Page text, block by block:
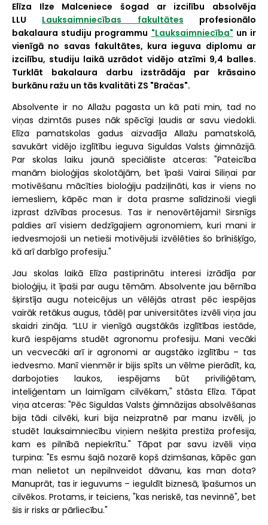
Elīza Ilze Malceniece šogad ar izcilību absolvēja
LLU Lauksaimniecības fakultātes profesionālo
bakalaura studiju programmu "Lauksaimniecība" un ir
vienīgā no savas fakultātes, kura ieguva diplomu ar
izcilību, studiju laikā uzrādot vidējo atzīmi 9,4 balles.
Turklāt bakalaura darbu izstrādāja par krāsaino
burkānu ražu un tās kvalitāti ZS "Bračas".
Absolvente ir no Allažu pagasta un kā pati min, tad no
viņas dzimtās puses nāk spēcīgi ļaudis ar savu viedokli.
Elīza pamatskolas gadus aizvadīja Allažu pamatskolā,
savukārt vidējo izglītību ieguva Siguldas Valsts ģimnāzijā.
Par skolas laiku jaunā speciāliste atceras: "Pateicība
manām bioloģijas skolotājām, bet īpaši Vairai Siliņai par
motivēšanu mācīties bioloģiju padziļināti, kas ir viens no
iemesliem, kāpēc man ir dota prasme salīdzinoši viegli
izprast dzīvības procesus. Tas ir nenovērtējami! Sirsnīgs
paldies arī visiem dedzīgajiem agronomiem, kuri mani ir
iedvesmojoši un netieši motivējuši izvēlēties šo brīnišķīgo,
kā arī darbīgo profesiju."
Jau skolas laikā Elīza pastiprinātu interesi izrādīja par
bioloģiju, it īpaši par augu tēmām. Absolvente jau bērnība
šķirstīja augu noteicējus un vēlējās atrast pēc iespējas
vairāk retākus augus, tādēļ par universitātes izvēli viņa jau
skaidri zināja. “LLU ir vienīgā augstākās izglītības iestāde,
kurā iespējams studēt agronomu profesiju. Mani vecāki
un vecvecāki arī ir agronomi ar augstāko izglītību – tas
iedvesmo. Manī vienmēr ir bijis spīts un vēlme pierādīt, ka,
darbojoties laukos, iespējams būt priviliģētam,
inteliģentam un laimīgam cilvēkam," stāsta Elīza. Tāpat
viņa atceras: "Pēc Siguldas Valsts ģimnāzijas absolvēšanas
bija tādi cilvēki, kuri bija neizpratnē par manu izvēli, jo
studēt lauksaimniecību viņiem nešķita prestiža profesija,
kam es pilnībā nepiekrītu." Tāpat par savu izvēli viņa
turpina: "Es esmu šajā nozarē kopš dzimšanas, kāpēc gan
man nelietot un nepilnveidot dāvanu, kas man dota?
Manuprāt, tas ir ieguvums – ieguldīt biznesā, īpašumos un
cilvēkos. Protams, ir teiciens, "kas neriskē, tas nevinnē", bet
šis ir risks ar pārliecību."